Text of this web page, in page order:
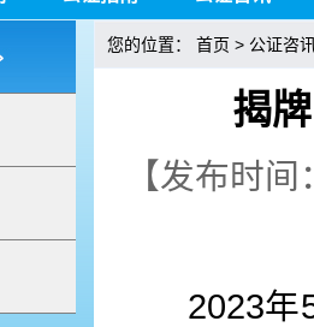
您的位置： 首页 > 公证咨
揭
【发布时
2023年5